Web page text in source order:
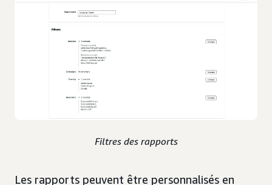
Filtres des rapports
Les rapports peuvent être personnalisés en